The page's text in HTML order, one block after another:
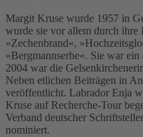
Margit Kruse wurde 1957 in
wurde sie vor allem durch
»Zechenbrand«,
»Bergmannserbe«. Sie war
2004 war die
Neben etlichen Beiträgen in
veröffentlicht. Labrador Enja
Kruse auf Recherche-Tour
Verband deutscher
nominiert.